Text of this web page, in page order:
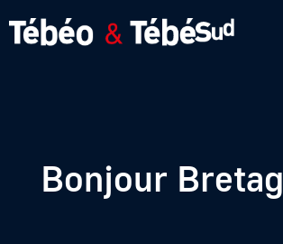
Bonjour